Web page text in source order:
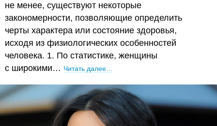
не менее, существуют некоторые
закономерности, позволяющие определить
черты характера или состояние здоровья,
исходя из физиологических особенностей
человека. 1. По статистике, женщины
с широкими… Читать далее…